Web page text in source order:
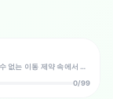
마음대로 멈출 수 없는 이동 제약 속에서 정지 지점을 설계하는 경로 퍼즐. 모든 스폿을 달성한 뒤 출구에 멈춰야 한다.
0/99